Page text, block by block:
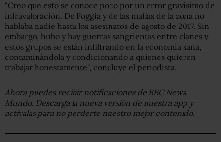
"Creo que esto se conoce poco por un error gravísimo de
infravaloración. De Foggia y de las mafias de la zona no
hablaba nadie hasta los asesinatos de agosto de 2017. Sin
embargo, hubo y hay guerras sangrientas entre clanes y
estos grupos se están infiltrando en la economía sana,
contaminándola y condicionando a quienes quieren
trabajar honestamente", concluye el periodista.
Ahora puedes recibir notificaciones de BBC News
Mundo. Descarga la nueva versión de nuestra app y
actívalas para no perderte nuestro mejor contenido.